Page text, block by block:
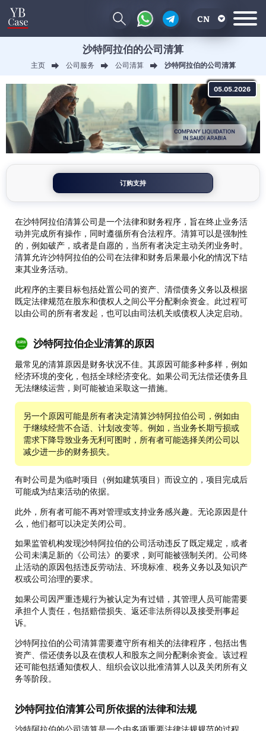
CN
UA
沙特阿拉伯的公司清算
主页 公司服务 公司清算 沙特阿拉伯的公司清算
05.05.2026
订购支持
在沙特阿拉伯清算公司是一个法律和财务程序，旨在终止业务活
动并完成所有操作，同时遵循所有合法程序。清算可以是强制性
的，例如破产，或者是自愿的，当所有者决定主动关闭业务时。
清算允许沙特阿拉伯的公司在法律和财务后果最小化的情况下结
束其业务活动。
此程序的主要目标包括处置公司的资产、清偿债务义务以及根据
既定法律规范在股东和债权人之间公平分配剩余资金。此过程可
以由公司的所有者发起，也可以由司法机关或债权人决定启动。
沙特阿拉伯企业清算的原因
最常见的清算原因是财务状况不佳。其原因可能多种多样，例如
经济环境的变化，包括全球经济变化。如果公司无法偿还债务且
无法继续运营，则可能被迫采取这一措施。
另一个原因可能是所有者决定清算沙特阿拉伯公司，例如由
于继续经营不合适、计划改变等。例如，当业务长期亏损或
需求下降导致业务无利可图时，所有者可能选择关闭公司以
减少进一步的财务损失。
有时公司是为临时项目（例如建筑项目）而设立的，项目完成后
可能成为结束活动的依据。
此外，所有者可能不再对管理或支持业务感兴趣。无论原因是什
么，他们都可以决定关闭公司。
如果监管机构发现沙特阿拉伯的公司活动违反了既定规定，或者
公司未满足新的《公司法》的要求，则可能被强制关闭。公司终
止活动的原因包括违反劳动法、环境标准、税务义务以及知识产
权或公司治理的要求。
如果公司因严重违规行为被认定为有过错，其管理人员可能需要
承担个人责任，包括赔偿损失、返还非法所得以及接受刑事起
诉。
沙特阿拉伯的公司清算需要遵守所有相关的法律程序，包括出售
资产、偿还债务以及在债权人和股东之间分配剩余资金。该过程
还可能包括通知债权人、组织会议以批准清算人以及关闭所有义
务等阶段。
沙特阿拉伯清算公司所依据的法律和法规